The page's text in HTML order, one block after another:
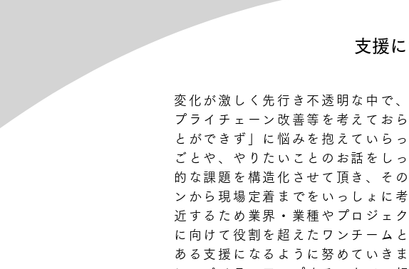
支援
変化が激しく先行き不透明な中で
プライチェーン改善等を考えてお
とができず」に悩みを抱えていら
ごとや、やりたいことのお話をし
的な課題を構造化させて頂き、そ
ンから現場定着までをいっしょに
近するため業界・業種やプロジェ
に向けて役割を超えたワンチーム
ある支援になるように努めていき